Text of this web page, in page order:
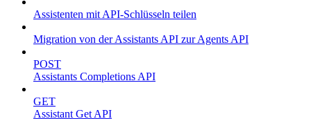
Assistenten mit API-Schlüsseln teilen
Migration von der Assistants API zur Agents API
POST
Assistants Completions API
GET
Assistant Get API